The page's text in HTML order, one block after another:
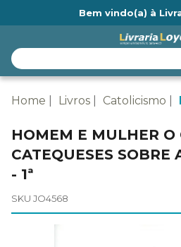
Bem vindo(a) à
Home Livros Catolicismo
HOMEM E MULHER O
CATEQUESES
- 1ª
SKU JO4568